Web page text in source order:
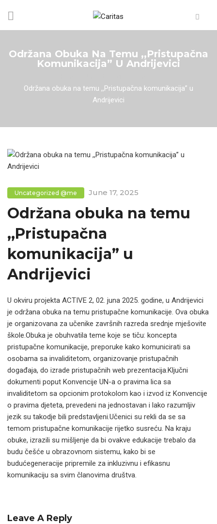
Održana Obuka Na Temu ,,Pristupačna
Komunikacija” U Andrijevici
Održana obuka na temu ,,Pristupačna komunikacija” u
Andrijevici
Uncategorized @me June 17, 2025
Održana obuka na temu
,,Pristupačna
komunikacija” u
Andrijevici
U okviru projekta ACTIVE 2, 02. juna 2025. godine, u Andrijevici
je održana obuka na temu pristupačne komunikacije. Ova obuka
je organizovana za učenike završnih razreda srednje mješovite
škole.Obuka je obuhvatila teme koje se tiču: koncepta
pristupačne komunikacije, preporuke kako komunicirati sa
osobama sa invaliditetom, organizovanje pristupačnih
događaja, do izrade pristupačnih web prezentacija.Ključni
dokumenti poput Konvencije UN-a o pravima lica sa
invaliditetom sa opcionim protokolom kao i izvod iz Konvencije
o pravima djeteta, prevedeni na jednostavan i lako razumljiv
jezik su takodje bili predstavljeni.Učenici su rekli da se sa
temom pristupačne komunikacije rijetko susreću. Na kraju
obuke, izrazili su mišljenje da bi ovakve edukacije trebalo da
budu češće u obrazovnom sistemu, kako bi se
budućegeneracije pripremile za inkluzivnu i efikasnu
komunikaciju sa svim članovima društva.
Leave A Reply